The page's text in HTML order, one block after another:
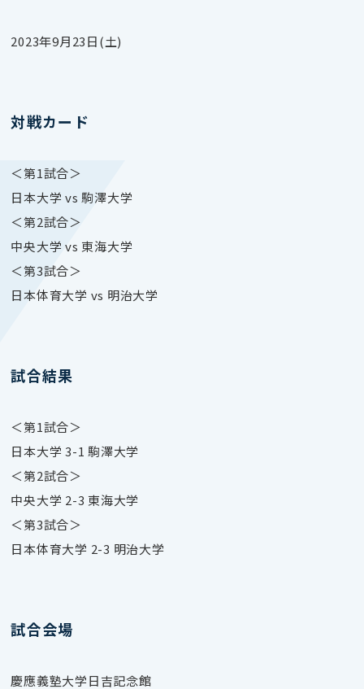
2023年9月23日(土)
対戦カード
＜第1試合＞
日本大学 vs 駒澤大学
＜第2試合＞
中央大学 vs 東海大学
＜第3試合＞
日本体育大学 vs 明治大学
試合結果
＜第1試合＞
日本大学 3-1 駒澤大学
＜第2試合＞
中央大学 2-3 東海大学
＜第3試合＞
日本体育大学 2-3 明治大学
試合会場
慶應義塾大学日吉記念館